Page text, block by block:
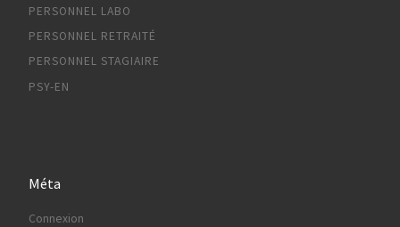
PERSONNEL LABO
PERSONNEL RETRAITÉ
PERSONNEL STAGIAIRE
PSY-EN
Méta
Connexion